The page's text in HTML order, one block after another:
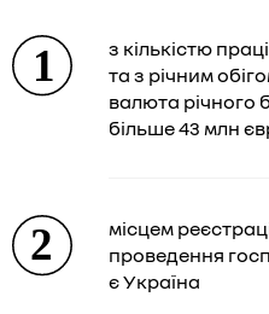
з кількістю
та з річним
валюта річного
більше 43 млн
місцем
проведення
є Україна